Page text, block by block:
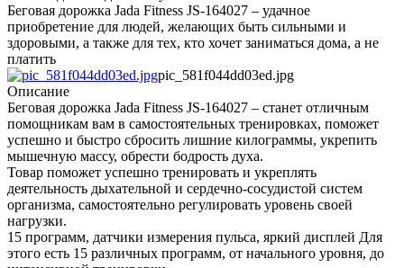
Беговая дорожка Jada Fitness JS-164027 – удачное
приобретение для людей, желающих быть сильными и
здоровыми, а также для тех, кто хочет заниматься дома, а не
платить
pic_581f044dd03ed.jpg
Описание
Беговая дорожка Jada Fitness JS-164027 – станет отличным
помощникам вам в самостоятельных тренировках, поможет
успешно и быстро сбросить лишние килограммы, укрепить
мышечную массу, обрести бодрость духа.
Товар поможет успешно тренировать и укреплять
деятельность дыхательной и сердечно-сосудистой систем
организма, самостоятельно регулировать уровень своей
нагрузки.
15 программ, датчики измерения пульса, яркий дисплей Для
этого есть 15 различных программ, от начального уровня, до